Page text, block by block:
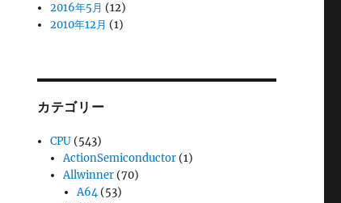
2016年5月 (12)
2010年12月 (1)
カテゴリー
CPU (543)
ActionSemiconductor (1)
Allwinner (70)
A64(53)